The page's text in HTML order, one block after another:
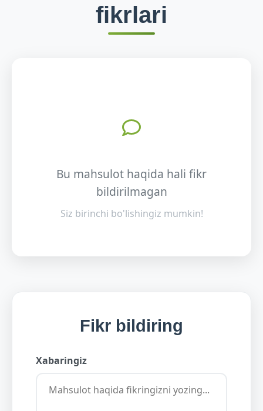
fikrlari
Bu mahsulot haqida hali fikr
bildirilmagan
Siz birinchi bo'lishingiz mumkin!
Fikr bildiring
Xabaringiz